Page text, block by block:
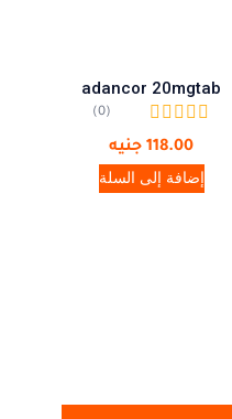
adancor 20mgtab
(0)
118.00 جنيه
إضافة إلى السلة